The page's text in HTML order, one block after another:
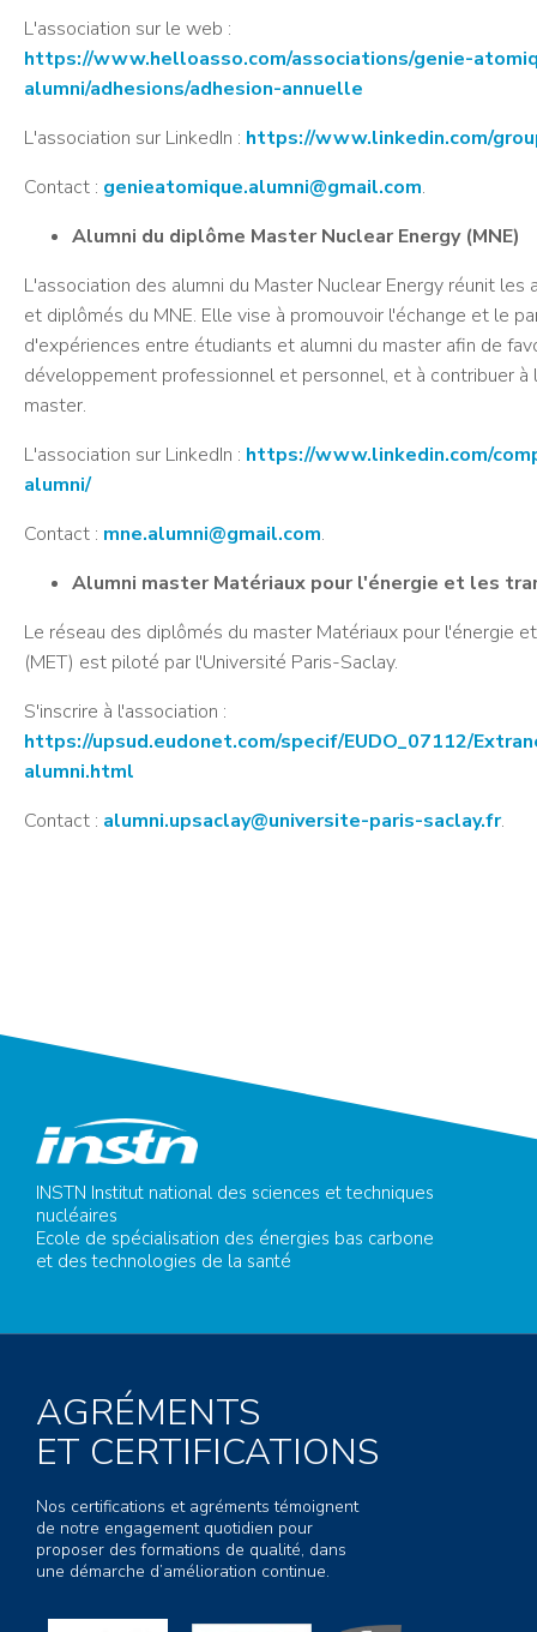
L'association sur le web :
https://www.helloasso.com/associations/genie-
alumni/adhesions/adhesion-annuelle
L'association sur LinkedIn : https://www.linkedin.com/
Contact : genieatomique.alumni@gmail.com.
Alumni du diplôme Master Nuclear Energy (MNE)
L'association des alumni du Master Nuclear Energy réunit les
et diplômés du MNE. Elle vise à promouvoir l'échange et le
d'expériences entre étudiants et alumni du master afin de
développement professionnel et personnel, et à contribuer
master.
L'association sur LinkedIn : https://www.linkedin.com/
alumni/
Contact : mne.alumni@gmail.com.
Alumni master Matériaux pour l'énergie et les
Le réseau des diplômés du master Matériaux pour l'énergie
(MET) est piloté par l'Université Paris-Saclay.
S'inscrire à l'association :
https://upsud.eudonet.com/specif/EUDO_07112/
alumni.html
Contact : alumni.upsaclay@universite-paris-saclay.fr.
INSTN Institut national des sciences et techniques
nucléaires
Ecole de spécialisation des énergies bas carbone
et des technologies de la santé
AGRÉMENTS
ET CERTIFICATIONS
Nos certifications et agréments témoignent
de notre engagement quotidien pour
proposer des formations de qualité, dans
une démarche d’amélioration continue.